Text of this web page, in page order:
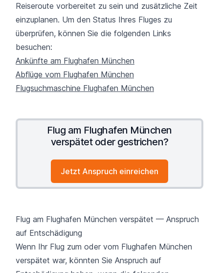
Reiseroute vorbereitet zu sein und zusätzliche Zeit
einzuplanen. Um den Status Ihres Fluges zu
überprüfen, können Sie die folgenden Links
besuchen:
Ankünfte am Flughafen München
Abflüge vom Flughafen München
Flugsuchmaschine Flughafen München
Flug am Flughafen München
verspätet oder gestrichen?
Jetzt Anspruch einreichen
Flug am Flughafen München verspätet — Anspruch
auf Entschädigung
Wenn Ihr Flug zum oder vom Flughafen München
verspätet war, könnten Sie Anspruch auf